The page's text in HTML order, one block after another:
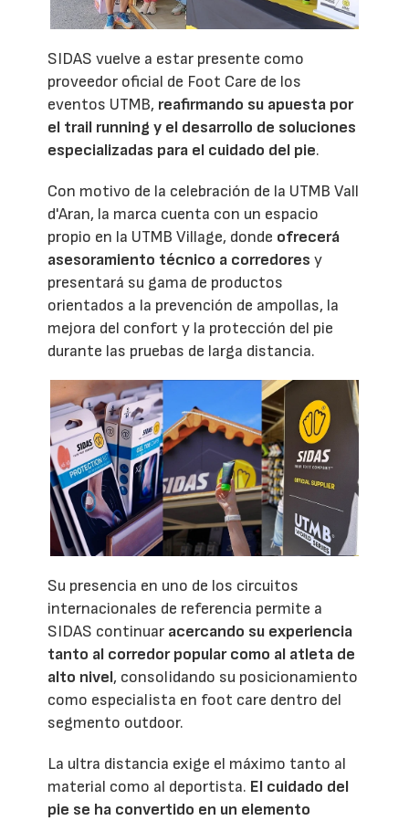
SIDAS vuelve a estar presente como
proveedor oficial de Foot Care de los
eventos UTMB, reafirmando su apuesta por
el trail running y el desarrollo de soluciones
especializadas para el cuidado del pie.
Con motivo de la celebración de la UTMB Vall
d'Aran, la marca cuenta con un espacio
propio en la UTMB Village, donde ofrecerá
asesoramiento técnico a corredores y
presentará su gama de productos
orientados a la prevención de ampollas, la
mejora del confort y la protección del pie
durante las pruebas de larga distancia.
Su presencia en uno de los circuitos
internacionales de referencia permite a
SIDAS continuar acercando su experiencia
tanto al corredor popular como al atleta de
alto nivel, consolidando su posicionamiento
como especialista en foot care dentro del
segmento outdoor.
La ultra distancia exige el máximo tanto al
material como al deportista. El cuidado del
pie se ha convertido en un elemento